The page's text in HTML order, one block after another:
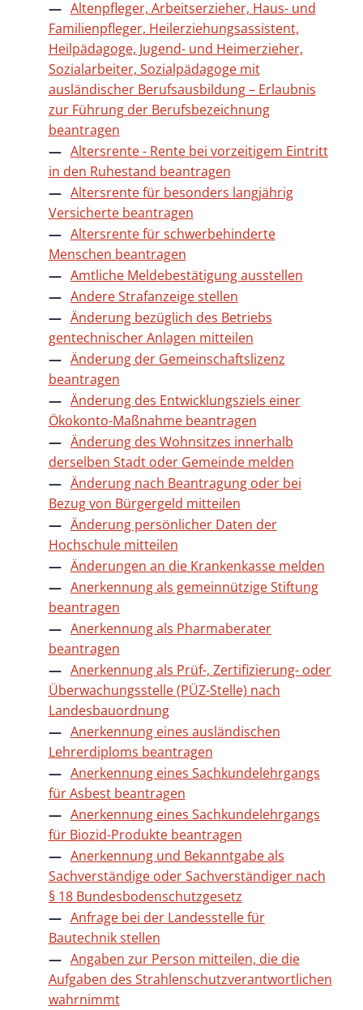
Altenpfleger, Arbeitserzieher, Haus- und
Familienpfleger, Heilerziehungsassistent,
Heilpädagoge, Jugend- und Heimerzieher,
Sozialarbeiter, Sozialpädagoge mit
ausländischer Berufsausbildung – Erlaubnis
zur Führung der Berufsbezeichnung
beantragen
Altersrente - Rente bei vorzeitigem Eintritt
in den Ruhestand beantragen
Altersrente für besonders langjährig
Versicherte beantragen
Altersrente für schwerbehinderte
Menschen beantragen
Amtliche Meldebestätigung ausstellen
Andere Strafanzeige stellen
Änderung bezüglich des Betriebs
gentechnischer Anlagen mitteilen
Änderung der Gemeinschaftslizenz
beantragen
Änderung des Entwicklungsziels einer
Ökokonto-Maßnahme beantragen
Änderung des Wohnsitzes innerhalb
derselben Stadt oder Gemeinde melden
Änderung nach Beantragung oder bei
Bezug von Bürgergeld mitteilen
Änderung persönlicher Daten der
Hochschule mitteilen
Änderungen an die Krankenkasse melden
Anerkennung als gemeinnützige Stiftung
beantragen
Anerkennung als Pharmaberater
beantragen
Anerkennung als Prüf-, Zertifizierung- oder
Überwachungsstelle (PÜZ-Stelle) nach
Landesbauordnung
Anerkennung eines ausländischen
Lehrerdiploms beantragen
Anerkennung eines Sachkundelehrgangs
für Asbest beantragen
Anerkennung eines Sachkundelehrgangs
für Biozid-Produkte beantragen
Anerkennung und Bekanntgabe als
Sachverständige oder Sachverständiger nach
§ 18 Bundesbodenschutzgesetz
Anfrage bei der Landesstelle für
Bautechnik stellen
Angaben zur Person mitteilen, die die
Aufgaben des Strahlenschutzverantwortlichen
wahrnimmt